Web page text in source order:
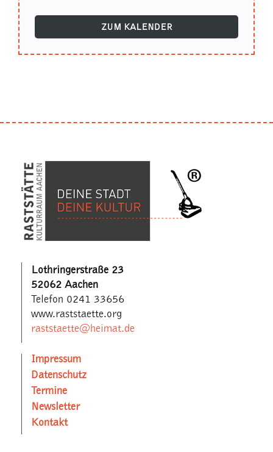
ZUM KALENDER
Lothringerstraße 23
52062 Aachen
Telefon 0241 33656
www.raststaette.org
raststaette@heimat.de
Impressum
Datenschutz
Termine
Newsletter
Kontakt